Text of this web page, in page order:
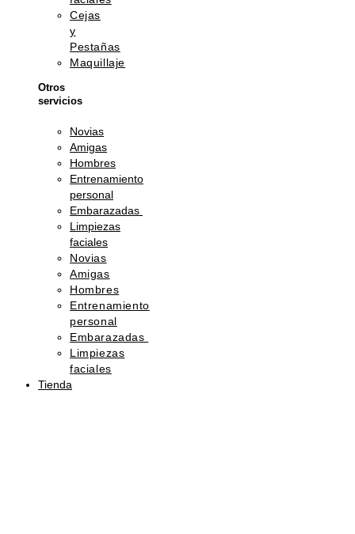
Cejas
y
Pestañas
Maquillaje
Otros
servicios
Novias
Amigas
Hombres
Entrenamiento
personal
Embarazadas
Limpiezas
faciales
Novias
Amigas
Hombres
Entrenamiento
personal
Embarazadas
Limpiezas
faciales
Tienda